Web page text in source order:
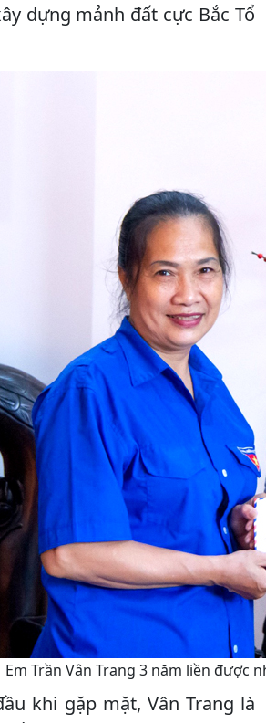
dựng mảnh đất cực Bắc Tổ
Em Trần Vân Trang 3 năm liền được
khi gặp mặt, Vân Trang là